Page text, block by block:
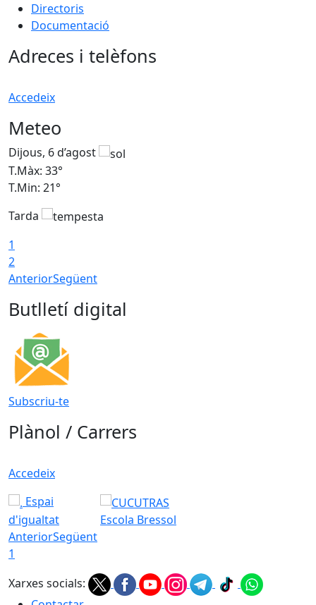
Directoris
Documentació
Adreces i telèfons
Accedeix
Meteo
Dijous, 6 d’agost
T.Màx: 33°
T.Min: 21°
Tarda
1
2
AnteriorSegüent
Butlletí digital
Subscriu-te
Plànol / Carrers
Accedeix
Espai
d'igualtat
Escola Bressol
AnteriorSegüent
1
Xarxes socials: